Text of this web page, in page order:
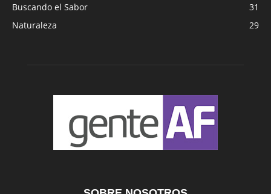
Buscando el Sabor
31
Naturaleza
29